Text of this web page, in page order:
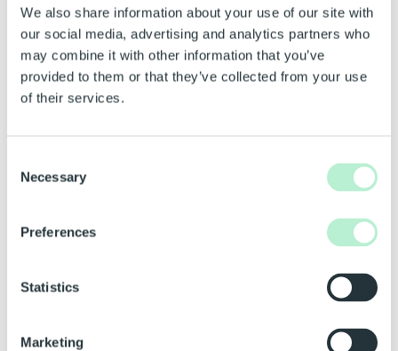
We also share information about your use of our site with
our social media, advertising and analytics partners who
may combine it with other information that you’ve
provided to them or that they’ve collected from your use
of their services.
Selection
Necessary
Preferences
Statistics
Marketing
Torsdagar: 14.00–16.00
träffa dig!